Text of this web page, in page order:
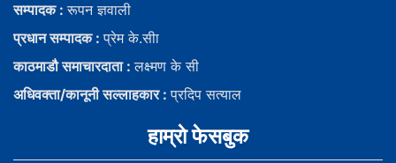
सम्पादक :रूपन ज्ञवाली
प्रधान सम्पादक :प्रेम के.सीा
काठमाडौ समाचारदाता :लक्ष्मण के सी
अधिवक्ता/कानूनी सल्लाहकार :प्रदिप सत्याल
हाम्राे फेसबुक